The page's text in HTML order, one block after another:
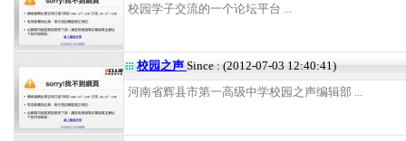
校园学子交流的一个论坛平台 ...
校园之声 Since : (2012-07-03 12:40:41)
河南省辉县市第一高级中学校园之声编辑部 ...